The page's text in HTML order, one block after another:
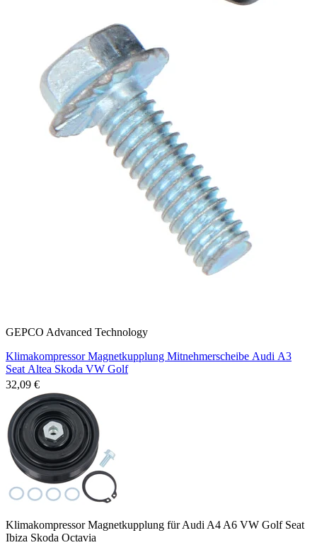
GEPCO Advanced Technology
Klimakompressor Magnetkupplung Mitnehmerscheibe Audi A3
Seat Altea Skoda VW Golf
32,09 €
Klimakompressor Magnetkupplung für Audi A4 A6 VW Golf Seat
Ibiza Skoda Octavia